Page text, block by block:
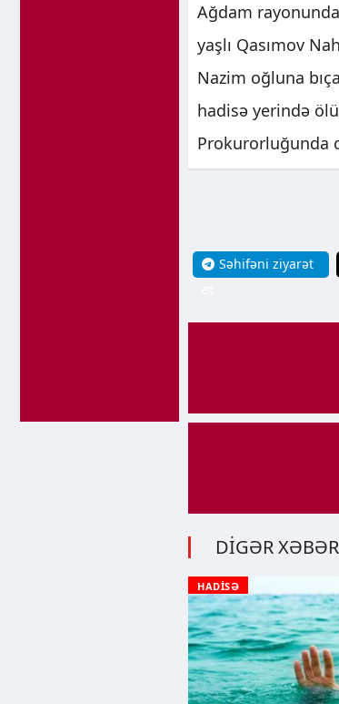
Ağdam
yaşlı Qasımov
Nazim oğluna
hadisə yerində
Prokurorluğunda
Səhifəni ziyarət
DİGƏR
HADİSƏ